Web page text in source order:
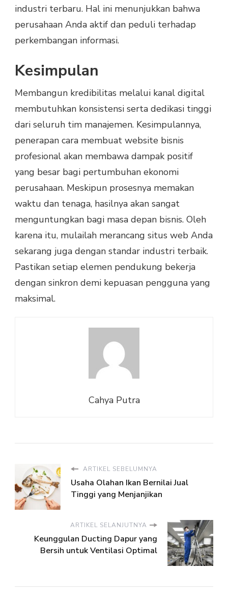
industri terbaru. Hal ini menunjukkan bahwa
perusahaan Anda aktif dan peduli terhadap
perkembangan informasi.
Kesimpulan
Membangun kredibilitas melalui kanal digital
membutuhkan konsistensi serta dedikasi tinggi
dari seluruh tim manajemen. Kesimpulannya,
penerapan cara membuat website bisnis
profesional akan membawa dampak positif
yang besar bagi pertumbuhan ekonomi
perusahaan. Meskipun prosesnya memakan
waktu dan tenaga, hasilnya akan sangat
menguntungkan bagi masa depan bisnis. Oleh
karena itu, mulailah merancang situs web Anda
sekarang juga dengan standar industri terbaik.
Pastikan setiap elemen pendukung bekerja
dengan sinkron demi kepuasan pengguna yang
maksimal.
Cahya Putra
ARTIKEL SEBELUMNYA
Usaha Olahan Ikan Bernilai Jual
Tinggi yang Menjanjikan
ARTIKEL SELANJUTNYA
Keunggulan Ducting Dapur yang
Bersih untuk Ventilasi Optimal